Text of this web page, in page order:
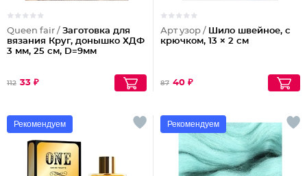
Queen fair / Заготовка для
вязания Круг, донышко ХДФ
3 мм, 25 см, D=9мм
112 33 ₽
Арт узор /
Шило швейное, с
крючком, 13 × 2 см
87 40 ₽
Рекомендуем Рекомендуем